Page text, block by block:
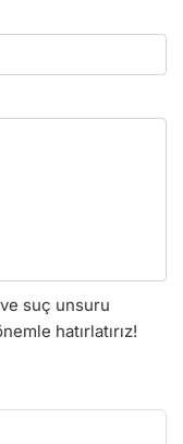
suç unsuru
hatırlatırız!